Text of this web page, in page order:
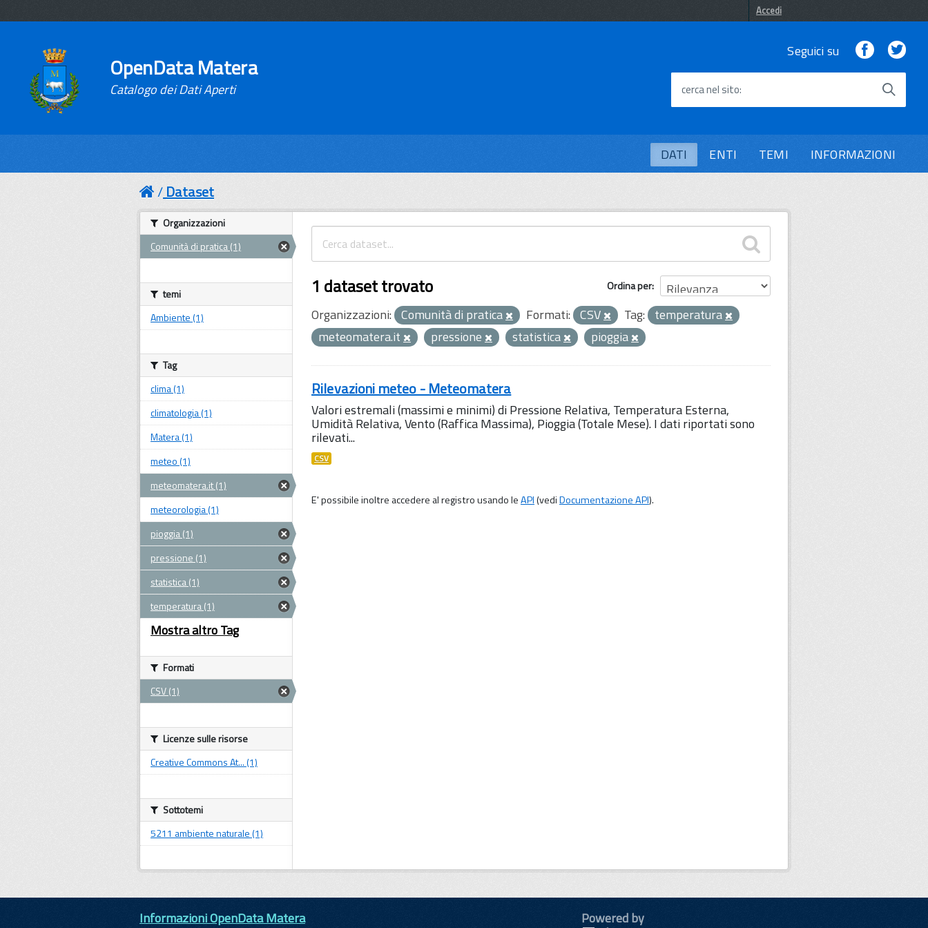
Accedi
OpenData Matera
Catalogo dei Dati Aperti
Seguici su Facebook
cerca nel sito
DATI ENTI TEMI INFORMAZIONI
Dataset
Ordina per
1 dataset trovato
Organizzazioni: Comunità di pratica Formati: CSV Tag: temperatura
meteomatera.it
pressione statistica pioggia
Rilevazioni meteo - Meteomatera
Valori estremali (massimi e minimi) di Pressione Relativa, Temperatura Esterna,
Umidità Relativa, Vento (Raffica Massima), Pioggia (Totale Mese). I dati riportati sono
rilevati...
CSV
E' possibile inoltre accedere al registro usando leAPI(vediDocumentazione API).
Organizzazioni
Comunità di pratica (1)
temi
Ambiente (1)
Tag
clima (1)
climatologia (1)
Matera (1)
meteo (1)
meteomatera.it (1)
meteorologia (1)
pioggia (1)
pressione (1)
statistica (1)
temperatura (1)
Mostra altro Tag
Formati
CSV (1)
Licenze sulle risorse
Creative Commons At... (1)
Sottotemi
5211 ambiente naturale (1)
Informazioni OpenData Matera
Powered by